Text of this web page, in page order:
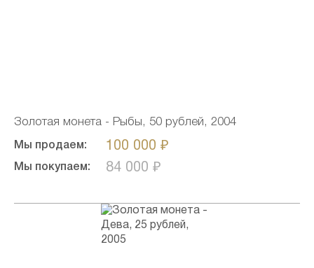
Золотая монета - Рыбы, 50 рублей, 2004
Мы продаем: 100 000 ₽
Мы покупаем: 84 000 ₽